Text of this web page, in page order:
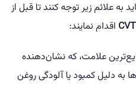
به علائم زیر توجه کنند تا قبل از
اقدام نمایند:
علامت، که نشان‌دهنده
به دلیل کمبود یا آلودگی روغن